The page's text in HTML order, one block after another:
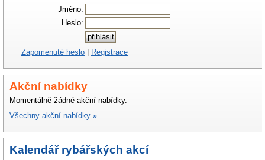
Jméno:
Heslo:
Zapomenuté heslo Registrace
Akční nabídky
Momentálně žádné akční nabídky.
Všechny akční nabídky »
Kalendář rybářských akcí